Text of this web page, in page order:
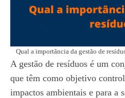
Qual a importância da gestão de
A gestão de resíduos é um
que têm como objetivo
impactos ambientais e para a